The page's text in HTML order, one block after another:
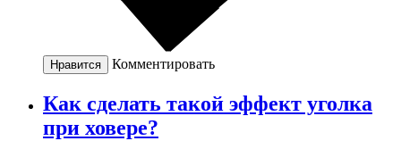
Нравится Комментировать
Как сделать такой эффект уголка
при ховере?